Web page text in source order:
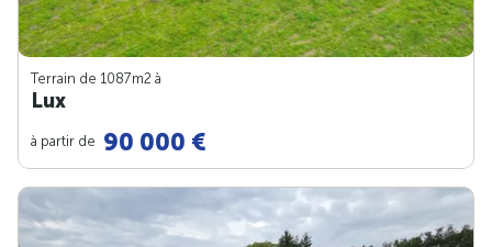
Terrain de 1087m2 à
Lux
à partir de 90 000 €